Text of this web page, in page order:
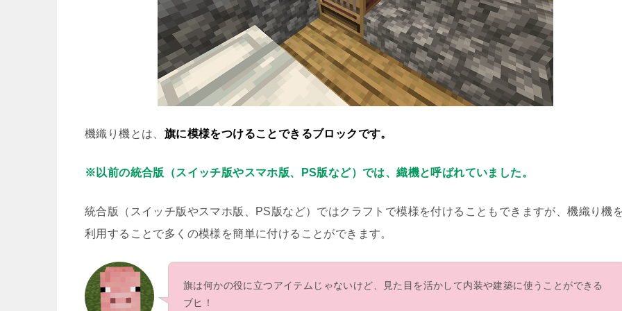
機織り機とは、 旗に模様をつけることできるブロックです。
※以前の統合版（スイッチ版やスマホ版、PS版など）では、織機と呼ばれていました。
統合版（スイッチ版やスマホ版、PS版など）ではクラフトで模様を付けることもできますが、機織り機
利用することで多くの模様を簡単に付けることができます。
旗は何かの役に立つアイテムじゃないけど、見た目を活かして内装や建築に使うことができる
ブヒ！